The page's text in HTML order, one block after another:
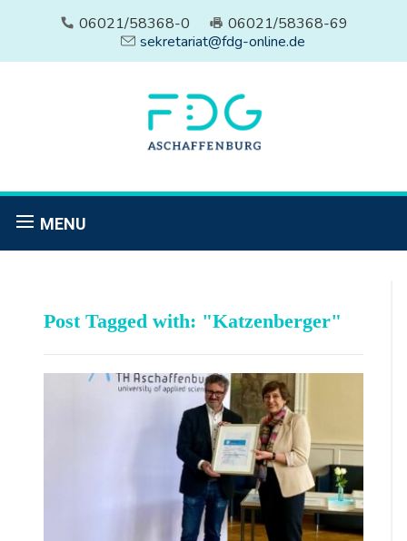
06021/58368-0
06021/58368-69
sekretariat@fdg-online.de
MENU
Post Tagged with: "Katzenberger"